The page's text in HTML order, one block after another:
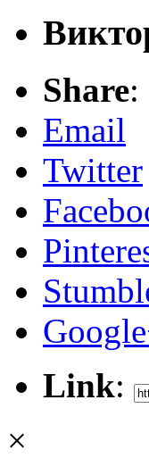
Share:
Email
Twitter
Link:
×